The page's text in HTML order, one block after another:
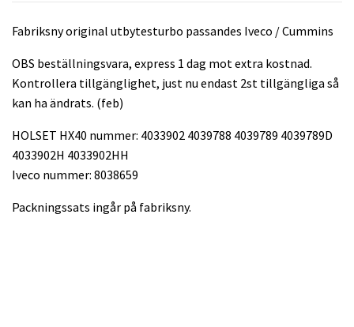
Fabriksny original utbytesturbo passandes Iveco / Cummins
OBS beställningsvara, express 1 dag mot extra kostnad.
Kontrollera tillgänglighet, just nu endast 2st tillgängliga så
kan ha ändrats. (feb)
HOLSET HX40 nummer: 4033902 4039788 4039789 4039789D
4033902H 4033902HH
Iveco nummer: 8038659
Packningssats ingår på fabriksny.